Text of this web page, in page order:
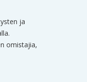
ja
omistajia,